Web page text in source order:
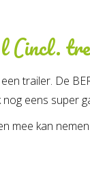
(incl.
trailer. De
eens super
mee kan